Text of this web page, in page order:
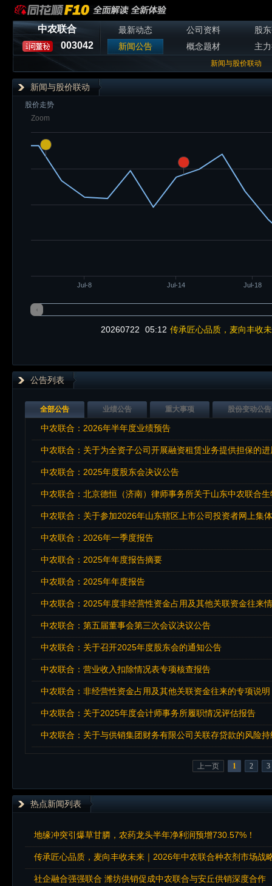
中农联合
003042
最新动态 公司资料
股
新闻公告
概念题材 主
新闻与股价联动
新闻与股价联动
股价走势
Zoom
Jul-8 Jul-14 Jul-18
20260722 05:12 传承匠心品质，麦向丰收
公告列表
全部公告 业绩公告 重大事项 股份变动公告
中农联合：2026年半年度业绩预告
中农联合：关于为全资子公司开展融资租赁业务提供担保的
中农联合：2025年度股东会决议公告
中农联合：北京德恒（济南）律师事务所关于山东中农联合
中农联合：关于参加2026年山东辖区上市公司投资者网上集
中农联合：2026年一季度报告
中农联合：2025年年度报告摘要
中农联合：2025年年度报告
中农联合：2025年度非经营性资金占用及其他关联资金往来
中农联合：第五届董事会第三次会议决议公告
中农联合：关于召开2025年度股东会的通知公告
中农联合：营业收入扣除情况表专项核查报告
中农联合：非经营性资金占用及其他关联资金往来的专项说明
中农联合：关于2025年度会计师事务所履职情况评估报告
中农联合：关于与供销集团财务有限公司关联存贷款的风险
上一页 1 2 3
热点新闻列表
地缘冲突引爆草甘膦，农药龙头半年净利润预增730.57%！
传承匠心品质，麦向丰收未来｜2026年中农联合种衣剂市场战
社企融合强强联合 潍坊供销促成中农联合与安丘供销深度合作